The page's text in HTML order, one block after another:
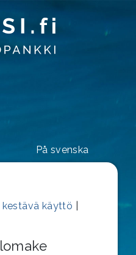
På svenska
kestävä käyttö